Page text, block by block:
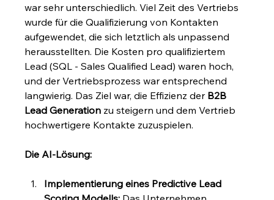
war sehr unterschiedlich. Viel Zeit des Vertriebs
wurde für die Qualifizierung von Kontakten
aufgewendet, die sich letztlich als unpassend
herausstellten. Die Kosten pro qualifiziertem
Lead (SQL - Sales Qualified Lead) waren hoch,
und der Vertriebsprozess war entsprechend
langwierig. Das Ziel war, die Effizienz der B2B
Lead Generation zu steigern und dem Vertrieb
hochwertigere Kontakte zuzuspielen.
Die AI-Lösung:
Implementierung eines Predictive Lead